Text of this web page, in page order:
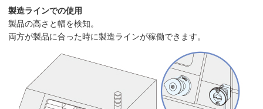
製造ラインでの使用
製品の高さと幅を検知。
両方が製品に合った時に製造ラインが稼働できます。